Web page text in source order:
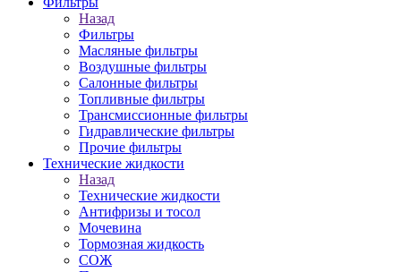
Назад
Фильтры
Масляные фильтры
Воздушные фильтры
Салонные фильтры
Топливные фильтры
Трансмиссионные фильтры
Гидравлические фильтры
Прочие фильтры
Технические жидкости
Назад
Технические жидкости
Антифризы и тосол
Мочевина
Тормозная жидкость
СОЖ